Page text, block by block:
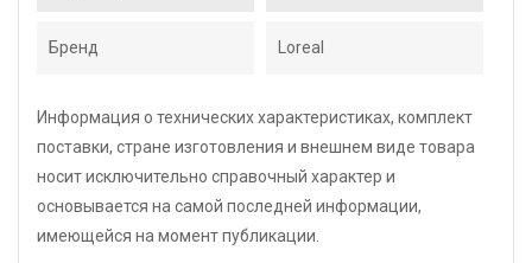
Бренд Loreal
Информация о технических характеристиках, комплект
поставки, стране изготовления и внешнем виде товара
носит исключительно справочный характер и
основывается на самой последней информации,
имеющейся на момент публикации.